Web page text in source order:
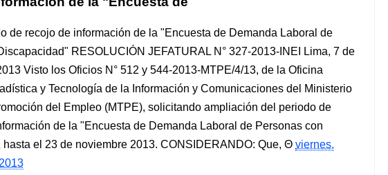
de recojo de información de la "Encuesta de Demanda Laboral de
RESOLUCIÓN JEFATURAL N° 327-2013-INEI Lima, 7 de
Visto los Oficios N° 512 y 544-2013-MTPE/4/13, de la Oficina
y Tecnología de la Información y Comunicaciones del Ministerio
del Empleo (MTPE), solicitando ampliación del periodo de
de la "Encuesta de Demanda Laboral de Personas con
el 23 de noviembre 2013. CONSIDERANDO: Que,
viernes,